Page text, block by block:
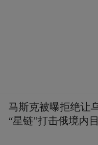
马斯克被曝拒绝让
“星链”打击俄境内